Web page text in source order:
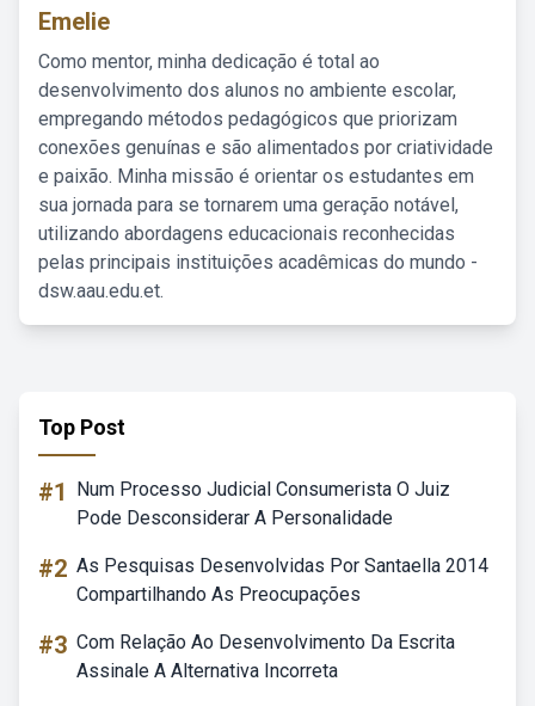
Emelie
Como mentor, minha dedicação é total ao
desenvolvimento dos alunos no ambiente escolar,
empregando métodos pedagógicos que priorizam
conexões genuínas e são alimentados por criatividade
e paixão. Minha missão é orientar os estudantes em
sua jornada para se tornarem uma geração notável,
utilizando abordagens educacionais reconhecidas
pelas principais instituições acadêmicas do mundo -
dsw.aau.edu.et.
Top Post
#1
Num Processo Judicial Consumerista O Juiz
Pode Desconsiderar A Personalidade
#2 As Pesquisas Desenvolvidas Por Santaella 2014
Compartilhando As Preocupações
#3 Com Relação Ao Desenvolvimento Da Escrita
Assinale A Alternativa Incorreta